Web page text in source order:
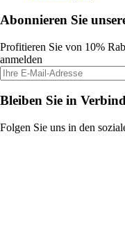
Abonnieren Sie
Profitieren Sie von 10%
anmelden
Bleiben Sie in
Folgen Sie uns in den